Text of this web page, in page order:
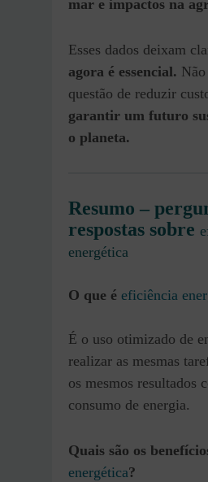
mar e impactos na
Esses dados deixam
agora é essencial.
questão de reduzir
garantir um futuro
o planeta.
Resumo –
respostas sobre
energética
O que é eficiência
É o uso otimizado de
realizar as mesmas
os mesmos resultados
consumo de energia.
Quais são os
energética?